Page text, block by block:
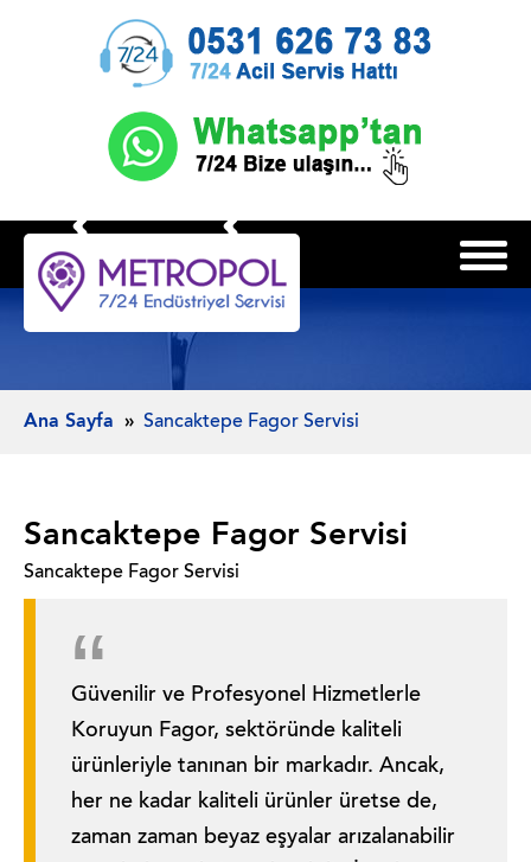
Ana Sayfa Sancaktepe Fagor Servisi
Sancaktepe Fagor Servisi
Sancaktepe Fagor Servisi
Güvenilir ve Profesyonel Hizmetlerle
Koruyun Fagor, sektöründe kaliteli
ürünleriyle tanınan bir markadır. Ancak,
her ne kadar kaliteli ürünler üretse de,
zaman zaman beyaz eşyalar arızalanabilir